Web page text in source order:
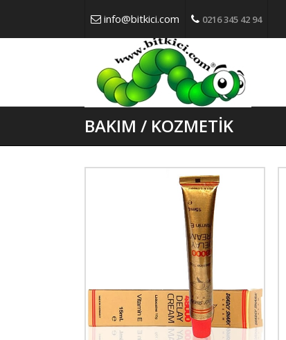
info@bitkici.com 0216 345 42 94
BAKIM / KOZMETİK